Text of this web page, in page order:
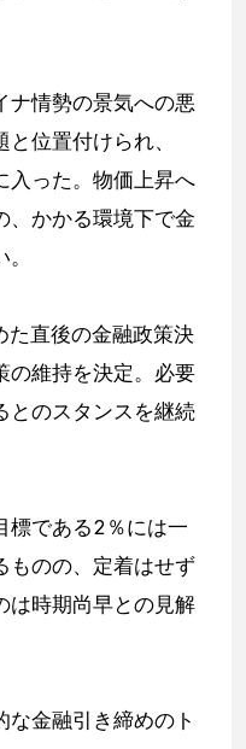
ナ情勢の景気への悪
位置付けられ、
入った。物価上昇へ
、かかる環境下で金
た直後の金融政策決
の維持を決定。必要
とのスタンスを継続
標である2％には一
ものの、定着はせず
は時期尚早との見解
な金融引き締めのト